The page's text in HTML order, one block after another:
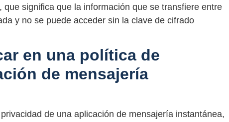
significa que la información que se transfiere entre
y no se puede acceder sin la clave de cifrado
en una política de
de mensajería
de una aplicación de mensajería instantánea,